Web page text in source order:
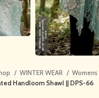
WINTER WEAR
Womens
Handloom Shawl || DPS-66